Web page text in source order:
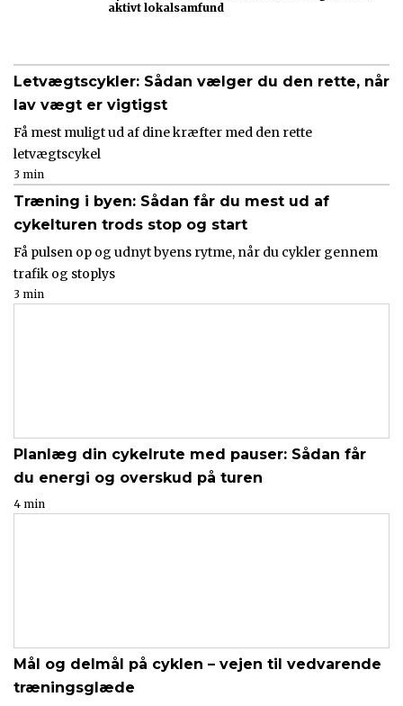
aktivt lokalsamfund
Letvægtscykler: Sådan vælger du den rette, når
lav vægt er vigtigst
Få mest muligt ud af dine kræfter med den rette
letvægtscykel
3 min
Træning i byen: Sådan får du mest ud af
cykelturen trods stop og start
Få pulsen op og udnyt byens rytme, når du cykler gennem
trafik og stoplys
3 min
Planlæg din cykelrute med pauser: Sådan får
du energi og overskud på turen
4 min
Mål og delmål på cyklen – vejen til vedvarende
træningsglæde